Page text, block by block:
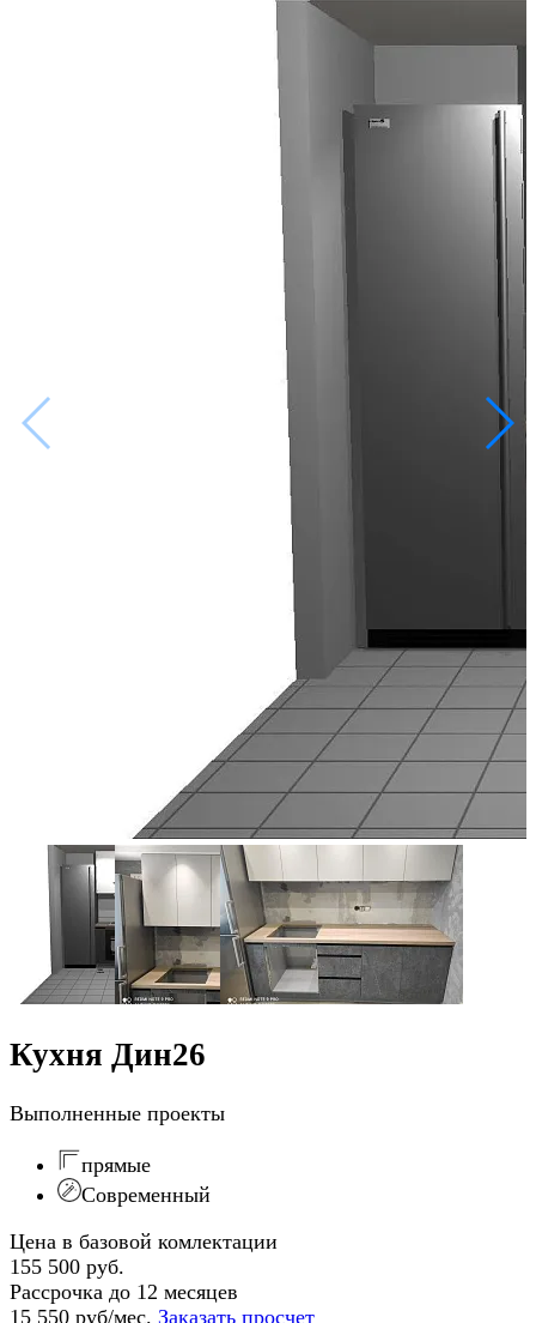
Кухня Дин26
Выполненные проекты
прямые
Современный
Цена в базовой комлектации
155 500 руб.
Рассрочка до 12 месяцев
15 550 руб/мес. Заказать просчет